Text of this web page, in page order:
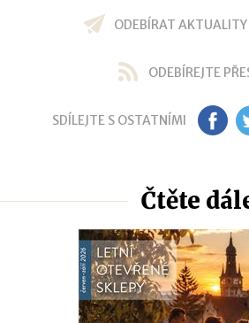
ODEBÍRAT
ODEBÍREJTE
SDÍLEJTE S OSTATNÍMI FB
Čtěte